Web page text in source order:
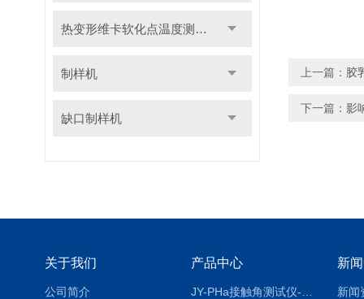
热变形维卡软化点温度测定仪
制样机
缺口制样机
上一篇： 胶
下一篇： 影
关于我们
公司简介
产品中心 新
新闻